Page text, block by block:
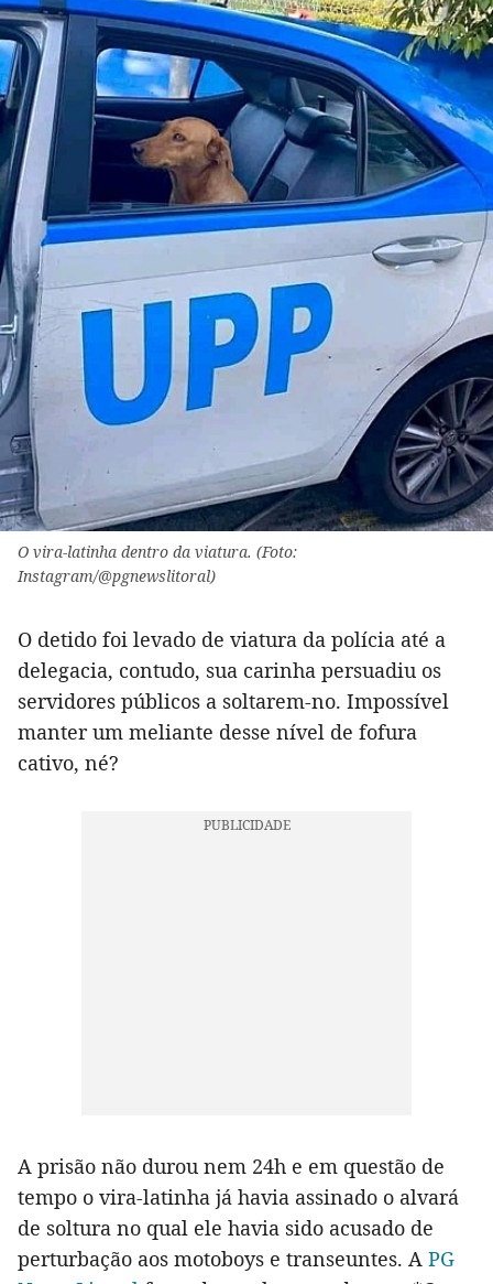
O vira-latinha dentro da viatura. (Foto:
Instagram/@pgnewslitoral)
O detido foi levado de viatura da polícia até a
delegacia, contudo, sua carinha persuadiu os
servidores públicos a soltarem-no. Impossível
manter um meliante desse nível de fofura
cativo, né?
A prisão não durou nem 24h e em questão de
tempo o vira-latinha já havia assinado o alvará
de soltura no qual ele havia sido acusado de
perturbação aos motoboys e transeuntes. A PG